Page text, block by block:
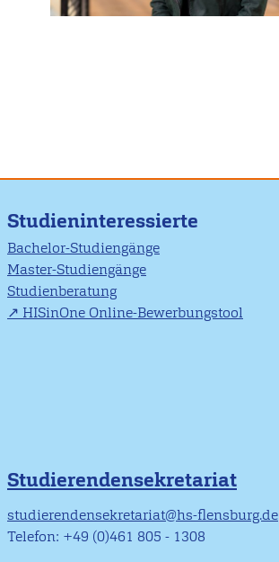
Studieninteressierte
Bachelor-Studiengänge
Master-Studiengänge
Studienberatung
HISinOne Online-Bewerbungstool
Studierendensekretariat
studierendensekretariat@hs-flensburg.de
Telefon: +49 (0)461 805 - 1308